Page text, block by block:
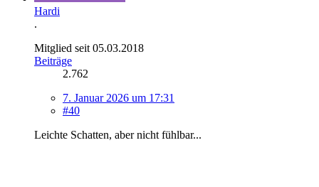
Hardi
.
Mitglied seit 05.03.2018
Beiträge
2.762
7. Januar 2026 um 17:31
#40
Leichte Schatten, aber nicht fühlbar...